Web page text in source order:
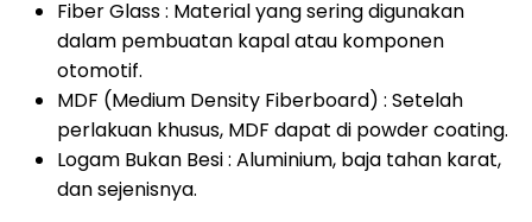
Fiber Glass : Material yang sering digunakan
dalam pembuatan kapal atau komponen
otomotif.
MDF (Medium Density Fiberboard) : Setelah
perlakuan khusus, MDF dapat di powder coating.
Logam Bukan Besi : Aluminium, baja tahan karat,
dan sejenisnya.